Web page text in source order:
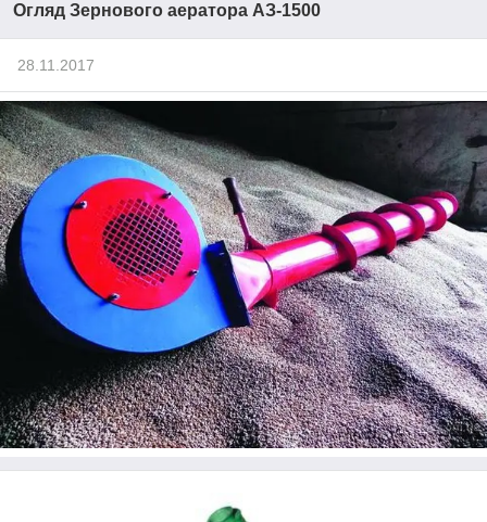
Огляд Зернового аератора АЗ-1500
28.11.2017